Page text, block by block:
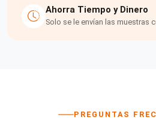
Ahorra Tiempo y Dinero
Solo se le envían las muestras
PREGUNTAS